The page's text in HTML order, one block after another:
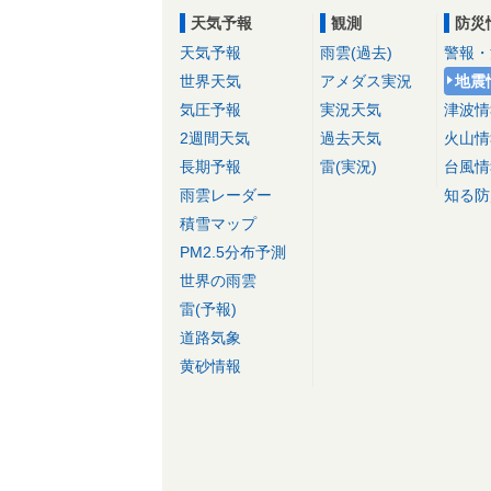
天気予報
天気予報
世界天気
気圧予報
2週間天気
長期予報
雨雲レーダー
積雪マップ
PM2.5分布予測
世界の雨雲
雷(予報)
道路気象
黄砂情報
観測
雨雲(過去)
アメダス実況
実況天気
過去天気
雷(実況)
防災
警報
地震
津波
火山
台風
知る